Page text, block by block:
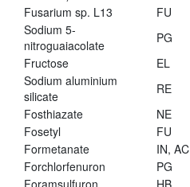
Fusarium sp. L13
FU
Sodium 5-
nitroguaiacolate
PG
Fructose
EL
Sodium aluminium
silicate
RE
Fosthiazate
NE
Fosetyl
FU
Formetanate
IN, AC
Forchlorfenuron
PG